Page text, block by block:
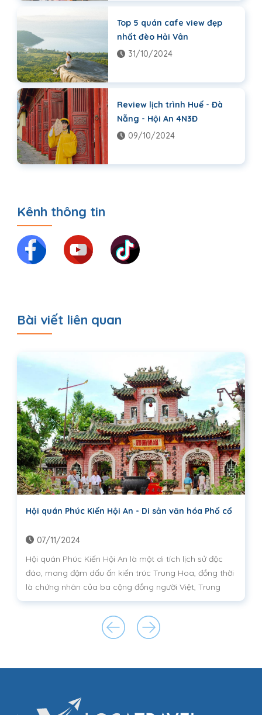
Top 5 quán cafe view đẹp
nhất đèo Hải Vân
31/10/2024
Review lịch trình Huế - Đà
Nẵng - Hội An 4N3Đ
09/10/2024
Kênh thông tin
Bài viết liên quan
Hội quán Phúc Kiến Hội An - Di sản văn hóa Phố cổ
07/11/2024
Hội quán Phúc Kiến Hội An là một di tích lịch sử độc
đáo, mang đậm dấu ấn kiến trúc Trung Hoa, đồng thời
là chứng nhân của ba cộng đồng người Việt, Trung
Hoa và Nhật Bản từng chung sống tại đây